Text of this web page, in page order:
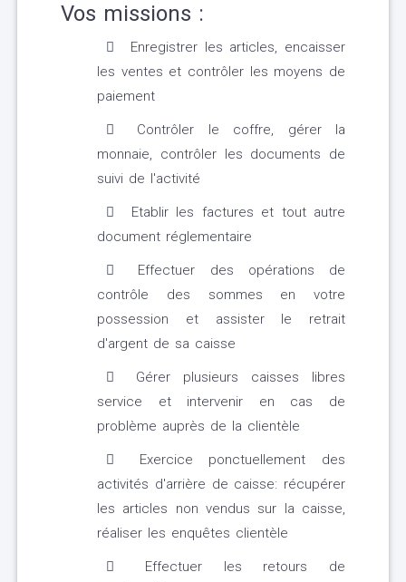
Vos missions :
Enregistrer les articles, encaisser
les ventes et contrôler les moyens de
paiement
Contrôler le coffre, gérer la
monnaie, contrôler les documents de
suivi de l'activité
Etablir les factures et tout autre
document réglementaire
Effectuer des opérations de
contrôle des sommes en votre
possession et assister le retrait
d'argent de sa caisse
Gérer plusieurs caisses libres
service et intervenir en cas de
problème auprès de la clientèle
Exercice ponctuellement des
activités d'arrière de caisse: récupérer
les articles non vendus sur la caisse,
réaliser les enquêtes clientèle
Effectuer les retours de